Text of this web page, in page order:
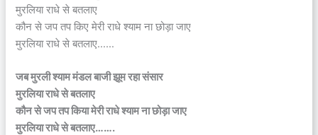
मुरलिया राधे से बतलाए
कौन से जप तप किए मेरी राधे श्याम ना छोड़ा जाए
मुरलिया राधे से बतलाए……
जब मुरली श्याम मंडल बाजी झूम रहा संसार
मुरलिया राधे से बतलाए
कौन से जप तप किया मेरी राधे श्याम ना छोड़ा जाए
मुरलिया राधे से बतलाए…….